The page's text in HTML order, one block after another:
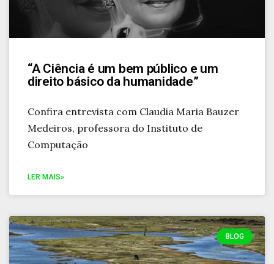
“A Ciência é um bem público e um
direito básico da humanidade”
Confira entrevista com Claudia Maria Bauzer
Medeiros, professora do Instituto de
Computação
LER MAIS»
BLOG